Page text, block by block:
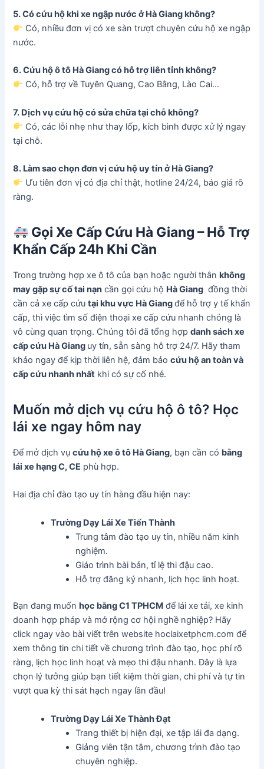
5. Có cứu hộ khi xe ngập nước ở Hà Giang không?
Có, nhiều đơn vị có xe sàn trượt chuyên cứu hộ xe ngập
nước.
6. Cứu hộ ô tô Hà Giang có hỗ trợ liên tỉnh không?
Có, hỗ trợ về Tuyên Quang, Cao Bằng, Lào Cai…
7. Dịch vụ cứu hộ có sửa chữa tại chỗ không?
Có, các lỗi nhẹ như thay lốp, kích bình được xử lý ngay
tại chỗ.
8. Làm sao chọn đơn vị cứu hộ uy tín ở Hà Giang?
Ưu tiên đơn vị có địa chỉ thật, hotline 24/24, báo giá rõ
ràng.
Gọi Xe Cấp Cứu Hà Giang – Hỗ Trợ
Khẩn Cấp 24h Khi Cần
Trong trường hợp xe ô tô của bạn hoặc người thânkhông
may gặp sự cố tai nạn cần gọi cứu hộ Hà Giang đồng thời
cần cả xe cấp cứutại khu vực Hà Giangđể hỗ trợ y tế khẩn
cấp, thì việc tìm số điện thoại xe cấp cứu nhanh chóng là
vô cùng quan trọng. Chúng tôi đã tổng hợpdanh sách xe
cấp cứu Hà Giang uy tín, sẵn sàng hỗ trợ 24/7. Hãy tham
khảo ngay để kịp thời liên hệ, đảm bảocứu hộ an toàn và
cấp cứu nhanh nhất khi có sự cố nhé.
Muốn mở dịch vụ cứu hộ ô tô? Học
lái xe ngay hôm nay
Để mở dịch vụcứu hộ xe ô tô Hà Giang, bạn cần có bằng
lái xe hạng C, CE phù hợp.
Hai địa chỉ đào tạo uy tín hàng đầu hiện nay:
Trường Dạy Lái Xe Tiến Thành
Trung tâm đào tạo uy tín, nhiều năm kinh
nghiệm.
Giáo trình bài bản, tỉ lệ thi đậu cao.
Hỗ trợ đăng ký nhanh, lịch học linh hoạt.
Bạn đang muốn học bằng C1 TPHCM để lái xe tải, xe kinh
doanh hợp pháp và mở rộng cơ hội nghề nghiệp? Hãy
click ngay vào bài viết trên website hoclaixetphcm.com để
xem thông tin chi tiết về chương trình đào tạo, học phí rõ
ràng, lịch học linh hoạt và mẹo thi đậu nhanh. Đây là lựa
chọn lý tưởng giúp bạn tiết kiệm thời gian, chi phí và tự tin
vượt qua kỳ thi sát hạch ngay lần đầu!
Trường Dạy Lái Xe Thành Đạt
Trang thiết bị hiện đại, xe tập lái đa dạng.
Giảng viên tận tâm, chương trình đào tạo
chuyên nghiệp.